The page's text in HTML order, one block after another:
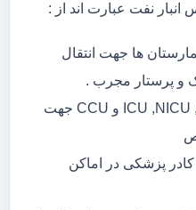
نفت عبارت اند از :
ها جهت انتقال
و پرستار مجرب .
اعزام آمبولانس های ICU ,NICU ,PICU و CCU جهت
کادر پزشکی در اماکن